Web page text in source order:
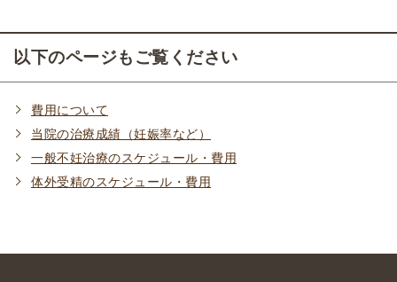
以下のページもご覧ください
費用について
当院の治療成績（妊娠率など）
一般不妊治療のスケジュール・費用
体外受精のスケジュール・費用